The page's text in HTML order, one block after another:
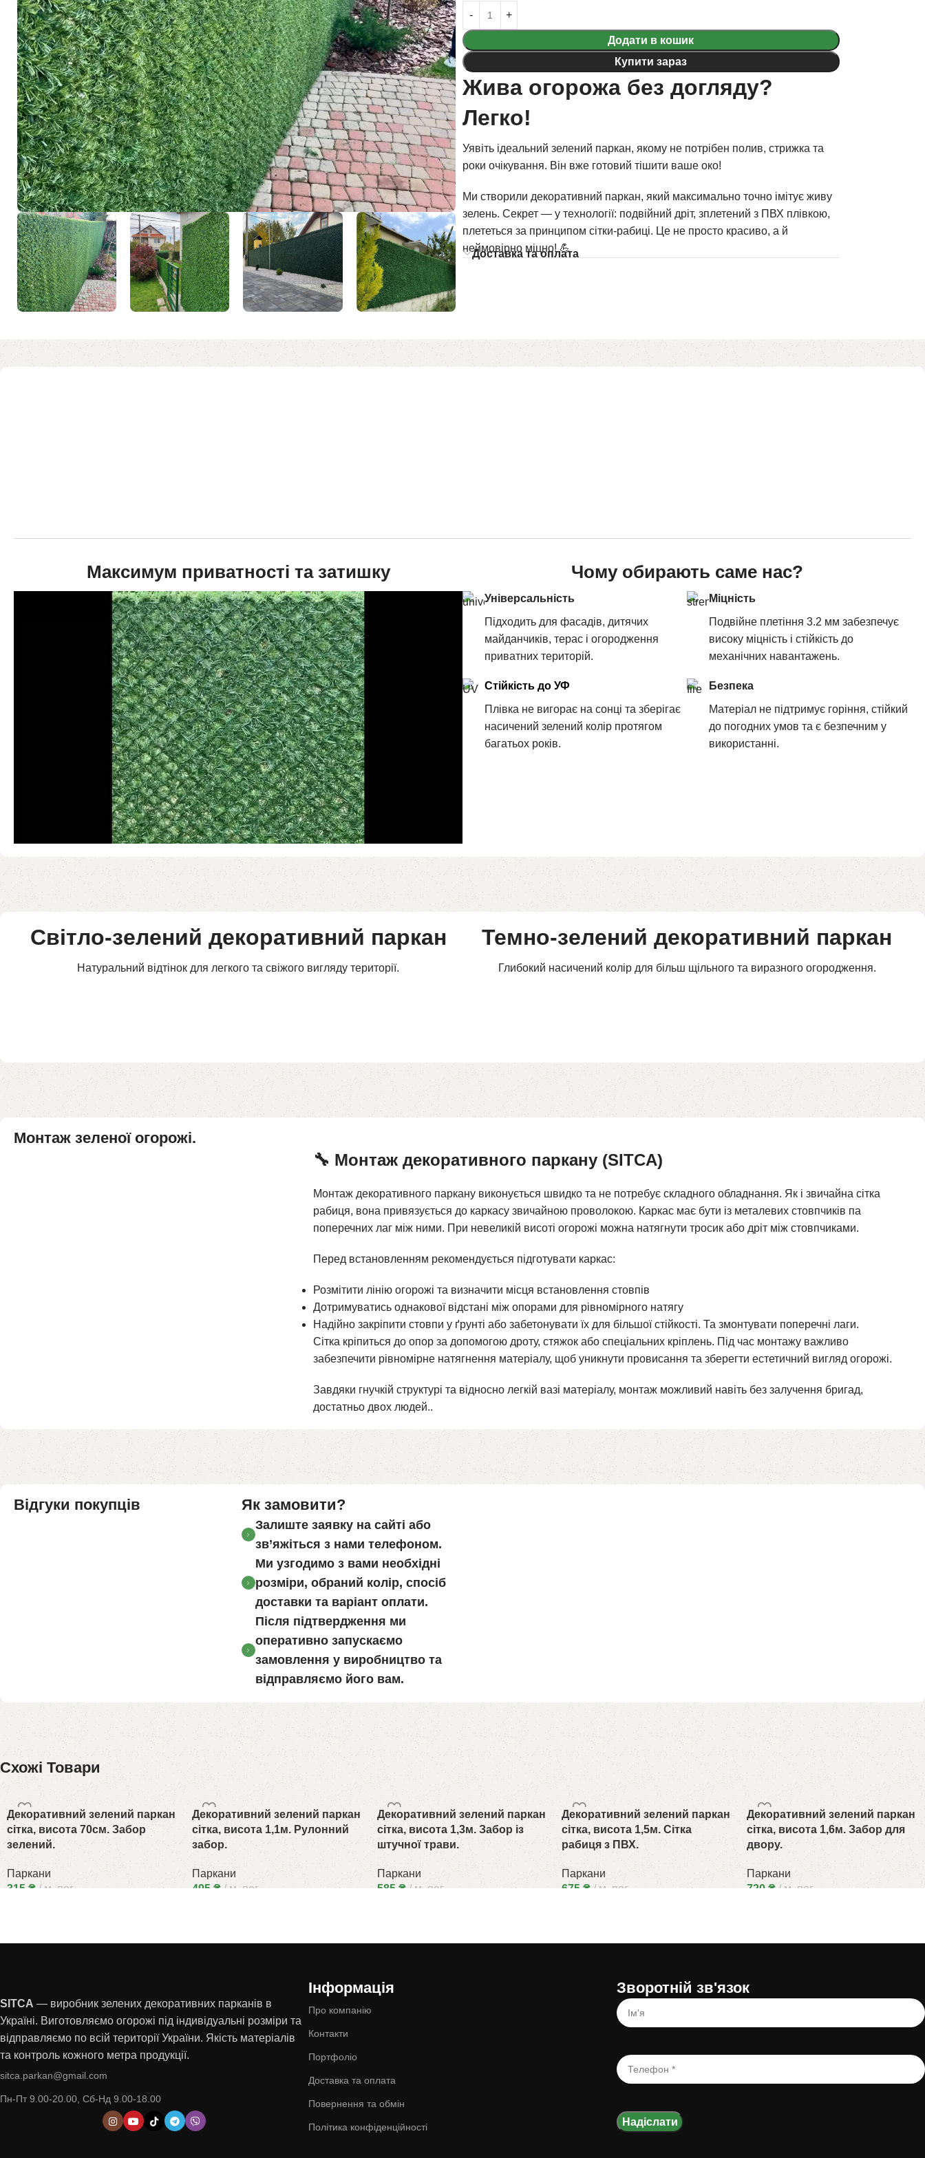
Додати в кошик
Купити зараз
Жива огорожа без догляду?
Легко!
Уявіть ідеальний зелений паркан, якому не потрібен полив, стрижка та
роки очікування. Він вже готовий тішити ваше око!
Ми створили декоративний паркан, який максимально точно імітує живу
зелень. Секрет — у технології: подвійний дріт, зплетений з ПВХ плівкою,
плететься за принципом сітки-рабиці. Це не просто красиво, а й
неймовірно міцно! 💪
Доставка та оплата
Максимум приватності та затишку Чому обирають саме нас?
Універсальність
Підходить для фасадів, дитячих
майданчиків, терас і огородження
приватних територій.
Міцність
Подвійне плетіння 3.2 мм забезпечує
високу міцність і стійкість до
механічних навантажень.
Стійкість до УФ
Плівка не вигорає на сонці та зберігає
насичений зелений колір протягом
багатьох років.
Безпека
Матеріал не підтримує горіння, стійкий
до погодних умов та є безпечним у
використанні.
Світло-зелений декоративний паркан
Натуральний відтінок для легкого та свіжого вигляду території.
Темно-зелений декоративний паркан
Глибокий насичений колір для більш щільного та виразного огородження.
Монтаж зеленої огорожі.
🔧 Монтаж декоративного паркану (SITCA)
Монтаж декоративного паркану виконується швидко та не потребує складного обладнання. Як і звичайна сітка
рабиця, вона привязується до каркасу звичайною проволокою. Каркас має бути із металевих стовпчиків па
поперечних лаг між ними. При невеликій висоті огорожі можна натягнути тросик або дріт між стовпчиками.
Перед встановленням рекомендується підготувати каркас:
Розмітити лінію огорожі та визначити місця встановлення стовпів
Дотримуватись однакової відстані між опорами для рівномірного натягу
Надійно закріпити стовпи у ґрунті або забетонувати їх для більшої стійкості. Та змонтувати поперечні лаги.
Сітка кріпиться до опор за допомогою дроту, стяжок або спеціальних кріплень. Під час монтажу важливо
забезпечити рівномірне натягнення матеріалу, щоб уникнути провисання та зберегти естетичний вигляд огорожі.
Завдяки гнучкій структурі та відносно легкій вазі матеріалу, монтаж можливий навіть без залучення бригад,
достатньо двох людей..
Відгуки покупців Як замовити?
Залиште заявку на сайті або
зв’яжіться з нами телефоном.
Ми узгодимо з вами необхідні
розміри, обраний колір, спосіб
доставки та варіант оплати.
Після підтвердження ми
оперативно запускаємо
замовлення у виробництво та
відправляємо його вам.
Схожі Товари
Декоративний зелений паркан
сітка, висота 70см. Забор
зелений.
Паркани
315 ₴ м. пог.
Декоративний зелений паркан
сітка, висота 1,1м. Рулонний
забор.
Паркани
495 ₴ м. пог.
Декоративний зелений паркан
сітка, висота 1,3м. Забор із
штучної трави.
Паркани
585 ₴ м. пог.
Декоративний зелений паркан
сітка, висота 1,5м. Сітка
рабиця з ПВХ.
Паркани
675₴ м. пог.
Декоративний зелений паркан
сітка, висота 1,6м. Забор для
двору.
Паркани
720₴ м. пог.
SITCA — виробник зелених декоративних парканів в
Україні. Виготовляємо огорожі під індивідуальні розміри та
відправляємо по всій території України. Якість матеріалів
та контроль кожного метра продукції.
sitca.parkan@gmail.com
Пн-Пт 9.00-20.00, Сб-Нд 9.00-18.00
Інформація
Про компанію
Контакти
Портфоліо
Доставка та оплата
Повернення та обмін
Політика конфіденційності
Зворотній зв'язок